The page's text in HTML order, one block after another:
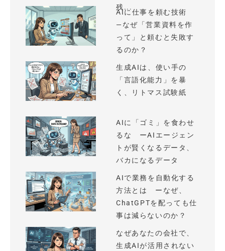
残...
AIに仕事を頼む技術
—なぜ「営業資料を作
って」と頼むと失敗す
るのか？
生成AIは、使い手の
「言語化能力」を暴
く、リトマス試験紙
AIに「ゴミ」を食わせ
るな ーAIエージェン
トが賢くなるデータ、
バカになるデータ
AIで業務を自動化する
方法とは ーなぜ、
ChatGPTを配っても仕
事は減らないのか？
なぜあなたの会社で、
生成AIが活用されない